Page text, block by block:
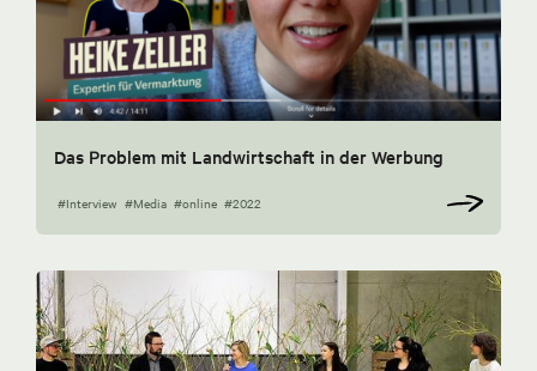
Das Problem mit Landwirtschaft in der Werbung
#Interview #Media #online #2022